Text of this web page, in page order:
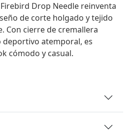
Drop Needle reinventa
de corte holgado y tejido
Con cierre de cremallera
deportivo atemporal, es
cómodo y casual.